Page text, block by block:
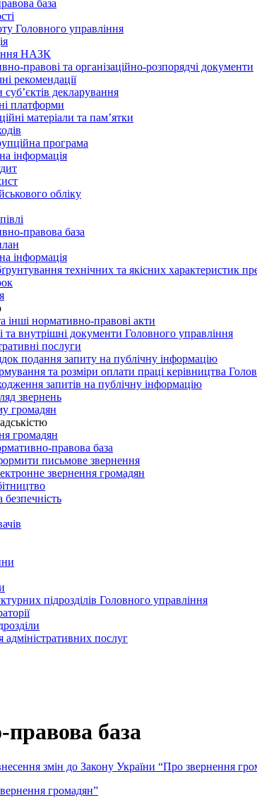
база
Головного управління
НАЗК
правові та організаційно-розпорядчі документи
рекомендації
суб’єктів декларування
платформи
матеріали та пам’ятки
програма
інформація
обліку
правова база
інформація
технічних та якісних характеристик
інші нормативно-правові акти
та внутрішні документи Головного управління
послуги
подання запиту на публічну інформацію
та розміри оплати праці керівництва
запитів на публічну інформацію
звернень
громадян
громадян
правова база
письмове звернення
звернення громадян
безпечність
підрозділів Головного управління
послуг
база
змін до Закону України “Про звернення
громадян”